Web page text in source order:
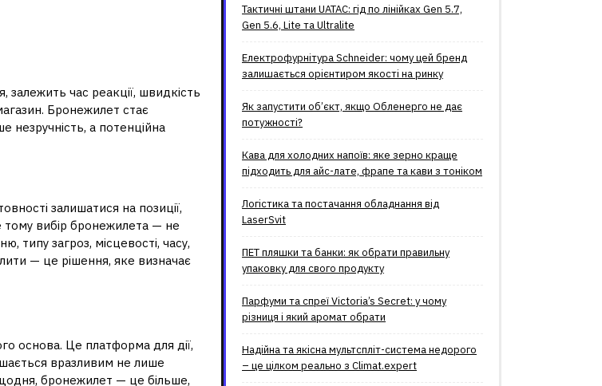
залежить час реакції, швидкість
Бронежилет стає
а потенційна
залишатися на позиції,
тому вибір бронежилета — не
типу загроз, місцевості, часу,
— це рішення, яке визначає
основа. Це платформа для дії,
вразливим не лише
щодня, бронежилет — це більше,
Тактичні штани UATAC: гід по лінійках Gen 5.7,
Gen 5.6, Lite та Ultralite
Електрофурнітура Schneider: чому цей бренд
залишається орієнтиром якості на ринку
Як запустити об’єкт, якщо Обленерго не дає
потужності?
Кава для холодних напоїв: яке зерно краще
підходить для айс-лате, фрапе та кави з тоніком
Логістика та постачання обладнання від
LaserSvit
ПЕТ пляшки та банки: як обрати правильну
упаковку для свого продукту
Парфуми та спреї Victoria’s Secret: у чому
різниця і який аромат обрати
Надійна та якісна мультспліт-система недорого
– це цілком реально з Climat.еxpert